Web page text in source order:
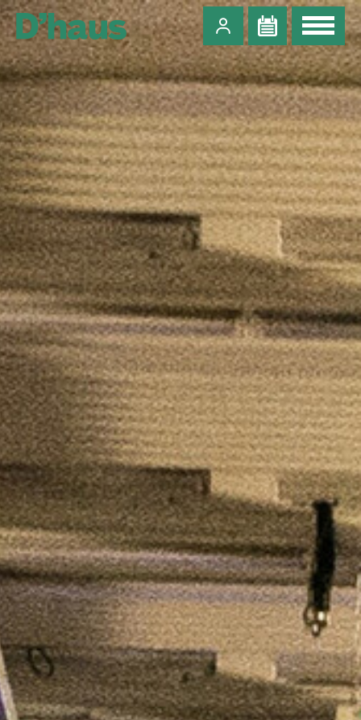
Zum Hauptinhalt springen Zum Footer springen